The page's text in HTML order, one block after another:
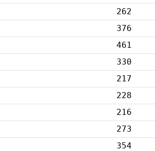
262
376
461
330
217
228
216
273
354